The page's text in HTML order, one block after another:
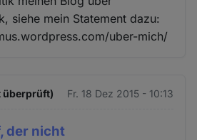
siehe mein Statement dazu:
uber-mich/
überprüft) Fr. 18 Dez 2015 - 10:13
der nicht